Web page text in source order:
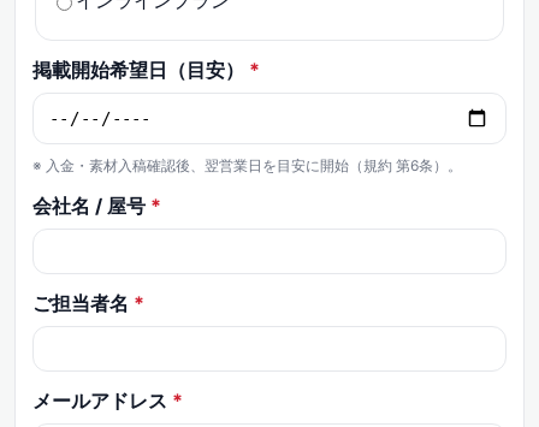
掲載開始希望日（目安） *
※ 入金・素材入稿確認後、翌営業日を目安に開始（規約 第6条）。
会社名 / 屋号 *
ご担当者名 *
メールアドレス *